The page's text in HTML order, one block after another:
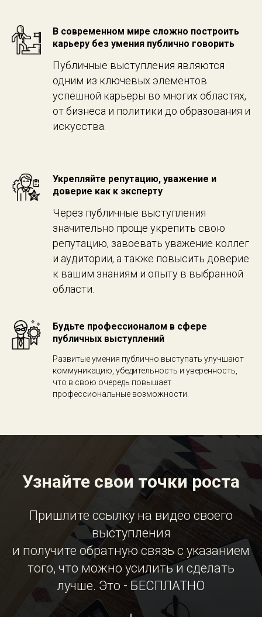
В современном мире сложно построить
карьеру без умения публично говорить
Публичные выступления являются
одним из ключевых элементов
успешной карьеры во многих областях,
от бизнеса и политики до образования и
искусства.
Укрепляйте репутацию, уважение и
доверие как к эксперту
Через публичные выступления
значительно проще укрепить свою
репутацию, завоевать уважение коллег
и аудитории, а также повысить доверие
к вашим знаниям и опыту в выбранной
области.
Будьте профессионалом в сфере
публичных выступлений
Развитые умения публично выступать улучшают
коммуникацию, убедительность и уверенность,
что в свою очередь повышает
профессиональные возможности.
Узнайте свои точки роста
Пришлите ссылку на видео своего
выступления
и получите обратную связь с указанием
того, что можно усилить и сделать
лучше. Это - БЕСПЛАТНО